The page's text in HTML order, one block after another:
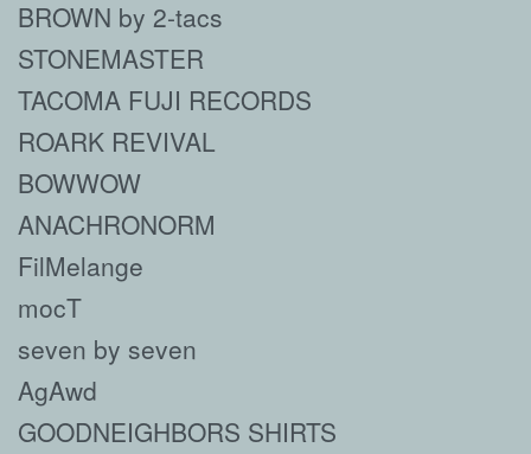
BROWN by 2-tacs
STONEMASTER
TACOMA FUJI RECORDS
ROARK REVIVAL
BOWWOW
ANACHRONORM
FilMelange
mocT
seven by seven
AgAwd
GOODNEIGHBORS SHIRTS